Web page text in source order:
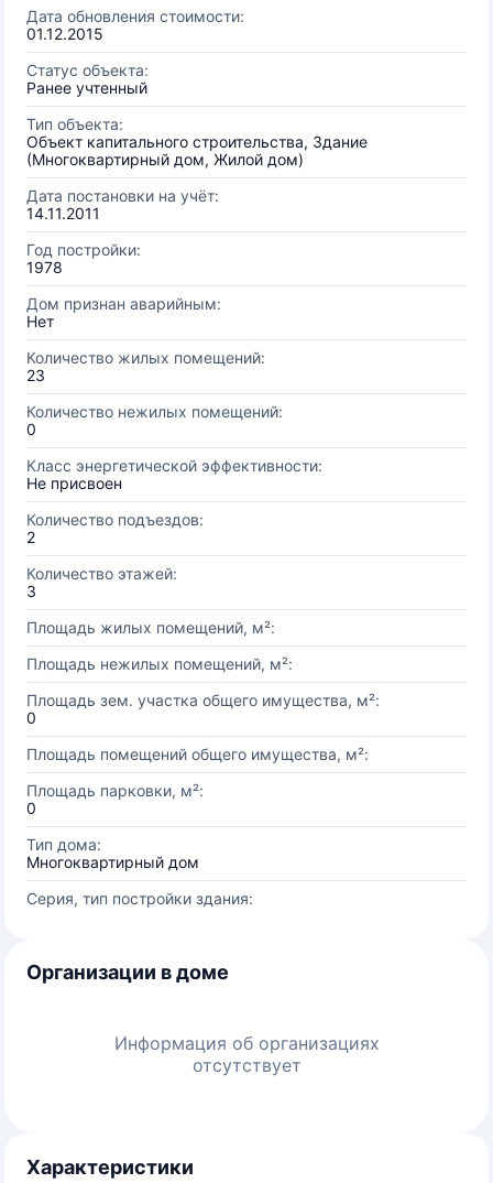
Дата обновления стоимости:
01.12.2015
Статус объекта:
Ранее учтенный
Тип объекта:
Объект капитального строительства, Здание
(Многоквартирный дом, Жилой дом)
Дата постановки на учёт:
14.11.2011
Год постройки:
1978
Дом признан аварийным:
Нет
Количество жилых помещений:
23
Количество нежилых помещений:
0
Класс энергетической эффективности:
Не присвоен
Количество подъездов:
2
Количество этажей:
3
Площадь жилых помещений, м²:
Площадь нежилых помещений, м²:
Площадь зем. участка общего имущества, м²:
0
Площадь помещений общего имущества, м²:
Площадь парковки, м²:
0
Тип дома:
Многоквартирный дом
Серия, тип постройки здания:
Организации в доме
Информация об организациях
отсутствует
Характеристики